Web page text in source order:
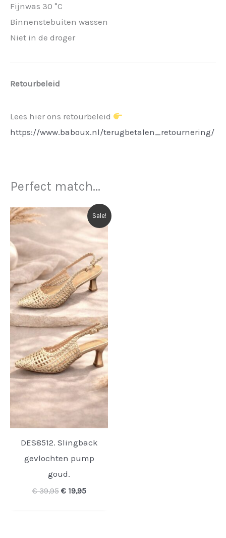
Fijnwas 30 °C
Binnenstebuiten wassen
Niet in de droger
Retourbeleid
Lees hier ons retourbeleid
https://www.baboux.nl/terugbetalen_retournering/
Perfect match...
Sale!
DES8512. Slingback
gevlochten pump
goud.
€39,95 Oorspronkelijke
€19,95Huidige